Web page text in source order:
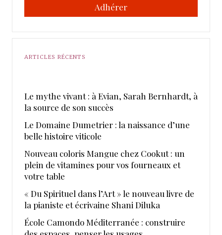
Adhérer
ARTICLES RÉCENTS
Le mythe vivant : à Evian, Sarah Bernhardt, à
la source de son succès
Le Domaine Dumetrier : la naissance d’une
belle histoire viticole
Nouveau coloris Mangue chez Cookut : un
plein de vitamines pour vos fourneaux et
votre table
« Du Spirituel dans l’Art » le nouveau livre de
la pianiste et écrivaine Shani Diluka
École Camondo Méditerranée : construire